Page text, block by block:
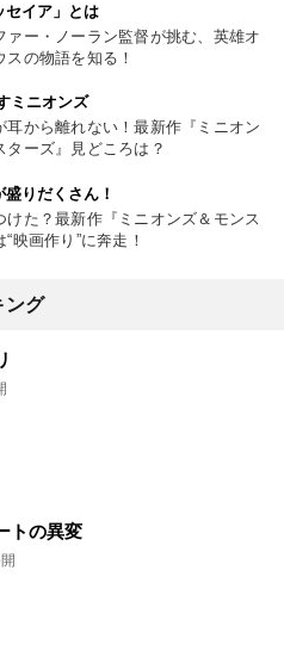
セイア」とは
ァー・ノーラン監督が挑む、英雄オ
スの物語を知る！
ミニオンズ
耳から離れない！最新作『ミニオン
ターズ』見どころは？
りだくさん！
けた？最新作『ミニオンズ＆モンス
映画作り”に奔走！
ング
トの異変